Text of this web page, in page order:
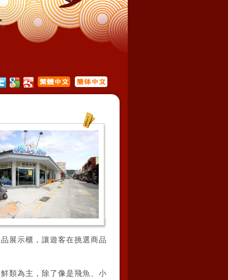
展示櫃，讓遊客在挑選商品
類為主，除了像是飛魚、小